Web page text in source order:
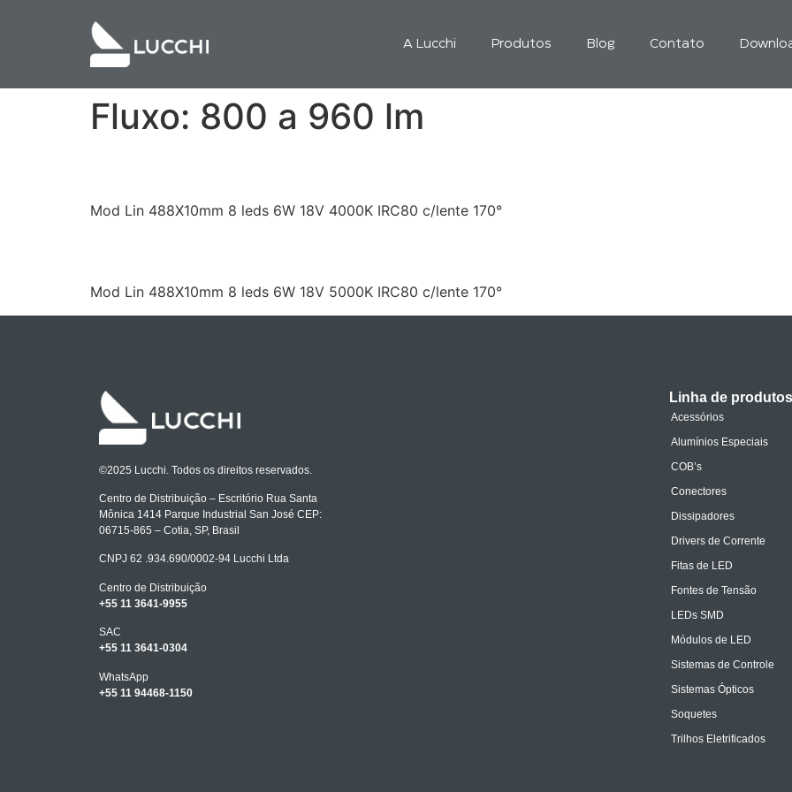
A Lucchi Produtos Blog Contato
Fluxo: 800 a 960 lm
Mod Lin 488X10mm 8 leds 6W 18V 4000K IRC80 c/lente 170°
Mod Lin 488X10mm 8 leds 6W 18V 5000K IRC80 c/lente 170°
©2025 Lucchi. Todos os direitos reservados.
Centro de Distribuição – Escritório Rua Santa
Mônica 1414 Parque Industrial San José CEP:
06715-865 – Cotia, SP, Brasil
CNPJ 62 .934.690/0002-94 Lucchi Ltda
Centro de Distribuição
+55 11 3641-9955
SAC
+55 11 3641-0304
WhatsApp
+55 11 94468-1150
Linha de produtos
Acessórios
Alumínios Especiais
COB’s
Conectores
Dissipadores
Drivers de Corrente
Fitas de LED
Fontes de Tensão
LEDs SMD
Módulos de LED
Sistemas de Controle
Sistemas Ópticos
Soquetes
Trilhos Eletrificados